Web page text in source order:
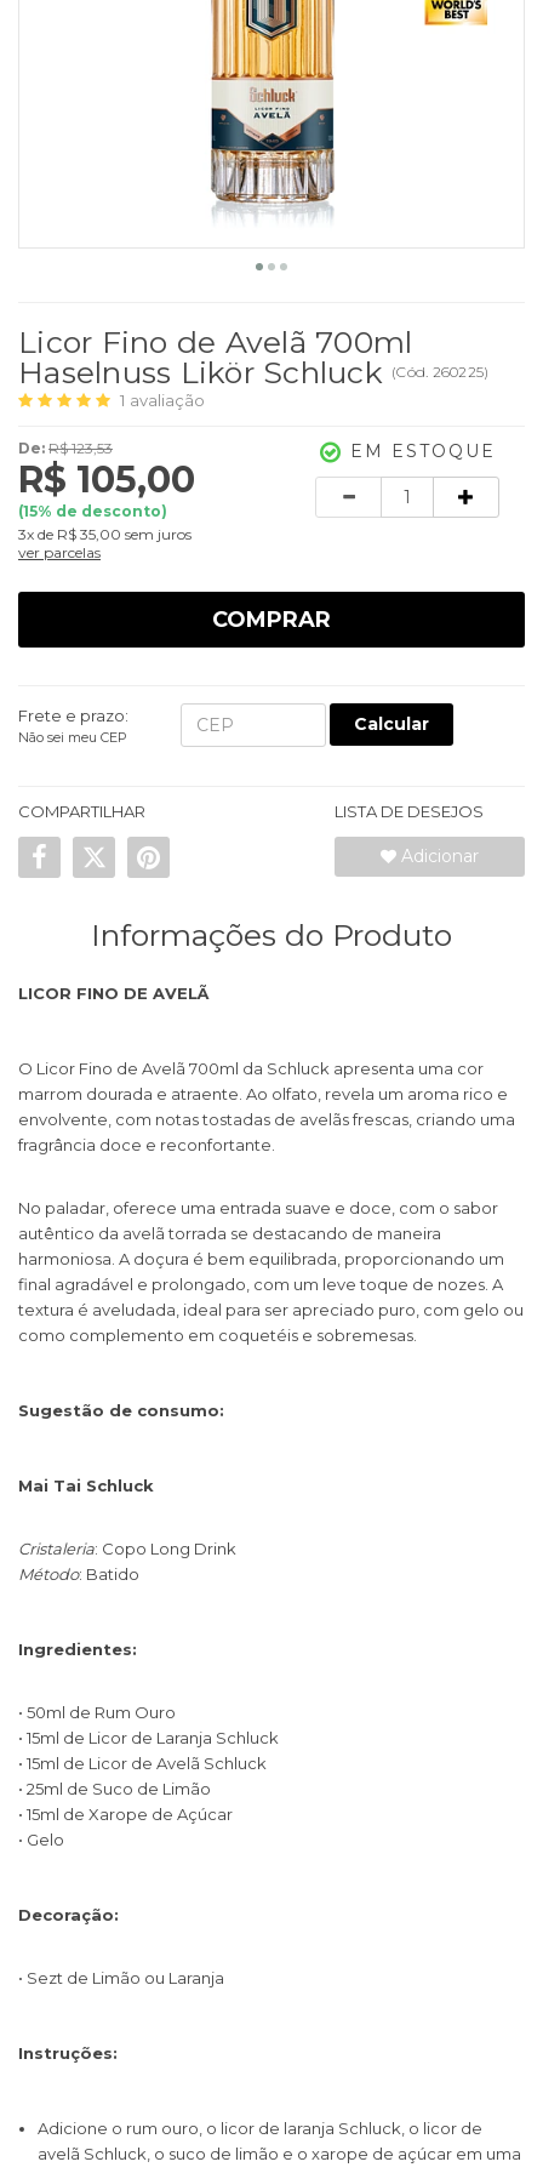
Licor Fino de Avelã 700ml
Haselnuss Likör Schluck (Cód. 260225)
1 avaliação
De: R$ 123,53
R$ 105,00
(15% de desconto)
3x de R$ 35,00 sem juros
ver parcelas
EM ESTOQUE
COMPRAR
Frete e prazo:
Não sei meu CEP
Calcular
COMPARTILHAR LISTA DE DESEJOS
Adicionar
Informações do Produto
LICOR FINO DE AVELÃ
O Licor Fino de Avelã 700ml da Schluck apresenta uma cor
marrom dourada e atraente. Ao olfato, revela um aroma rico e
envolvente, com notas tostadas de avelãs frescas, criando uma
fragrância doce e reconfortante.
No paladar, oferece uma entrada suave e doce, com o sabor
autêntico da avelã torrada se destacando de maneira
harmoniosa. A doçura é bem equilibrada, proporcionando um
final agradável e prolongado, com um leve toque de nozes. A
textura é aveludada, ideal para ser apreciado puro, com gelo ou
como complemento em coquetéis e sobremesas.
Sugestão de consumo:
Mai Tai Schluck
Cristaleria: Copo Long Drink
Método: Batido
Ingredientes:
• 50ml de Rum Ouro
• 15ml de Licor de Laranja Schluck
• 15ml de Licor de Avelã Schluck
• 25ml de Suco de Limão
• 15ml de Xarope de Açúcar
• Gelo
Decoração:
• Sezt de Limão ou Laranja
Instruções:
Adicione o rum ouro, o licor de laranja Schluck, o licor de
avelã Schluck, o suco de limão e o xarope de açúcar em uma